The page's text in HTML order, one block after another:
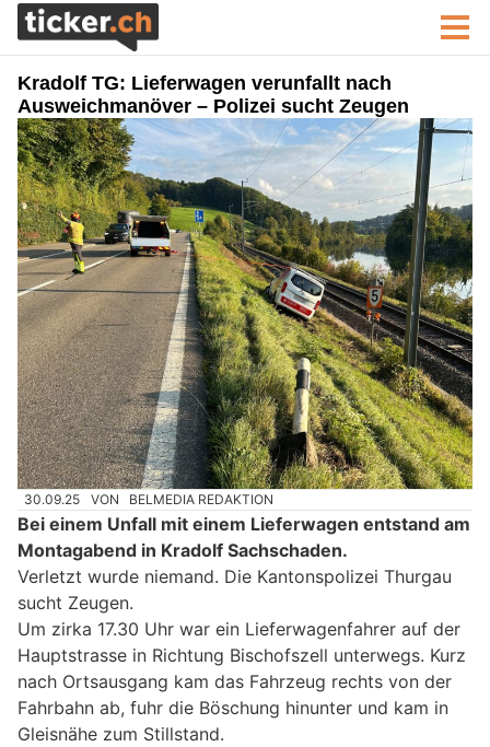
Kradolf TG: Lieferwagen verunfallt nach
Ausweichmanöver – Polizei sucht Zeugen
30.09.25 VON BELMEDIA REDAKTION
Bei einem Unfall mit einem Lieferwagen entstand am
Montagabend in Kradolf Sachschaden.
Verletzt wurde niemand. Die Kantonspolizei Thurgau
sucht Zeugen.
Um zirka 17.30 Uhr war ein Lieferwagenfahrer auf der
Hauptstrasse in Richtung Bischofszell unterwegs. Kurz
nach Ortsausgang kam das Fahrzeug rechts von der
Fahrbahn ab, fuhr die Böschung hinunter und kam in
Gleisnähe zum Stillstand.